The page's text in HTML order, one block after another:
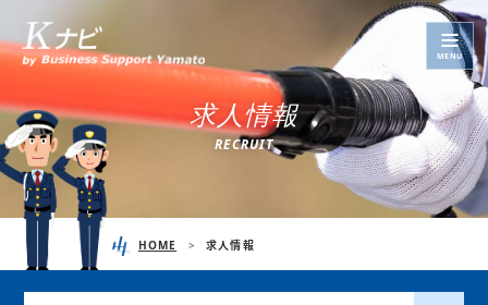
MENU
求人 情報
RECRUIT
HOME 求人情報